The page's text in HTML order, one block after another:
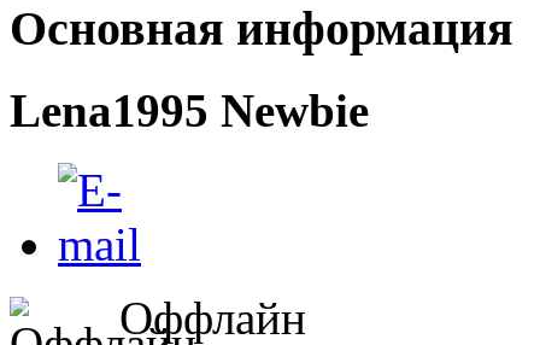
Основная информация
Lena1995 Newbie
Оффлайн